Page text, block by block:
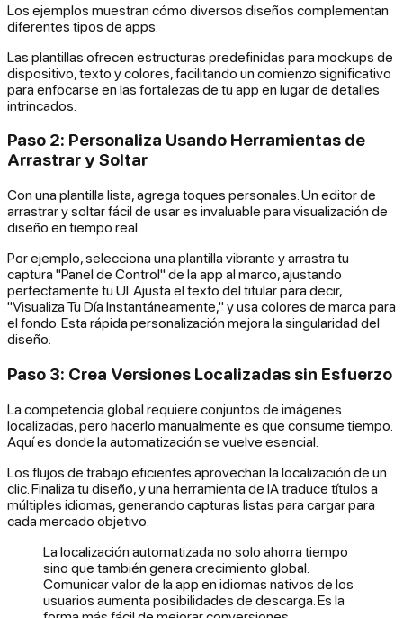
Los ejemplos muestran cómo diversos diseños complementan
diferentes tipos de apps.
Las plantillas ofrecen estructuras predefinidas para mockups de
dispositivo, texto y colores, facilitando un comienzo significativo
para enfocarse en las fortalezas de tu app en lugar de detalles
intrincados.
Paso 2: Personaliza Usando Herramientas de
Arrastrar y Soltar
Con una plantilla lista, agrega toques personales. Un editor de
arrastrar y soltar fácil de usar es invaluable para visualización de
diseño en tiempo real.
Por ejemplo, selecciona una plantilla vibrante y arrastra tu
captura "Panel de Control" de la app al marco, ajustando
perfectamente tu UI. Ajusta el texto del titular para decir,
"Visualiza Tu Día Instantáneamente," y usa colores de marca para
el fondo. Esta rápida personalización mejora la singularidad del
diseño.
Paso 3: Crea Versiones Localizadas sin Esfuerzo
La competencia global requiere conjuntos de imágenes
localizadas, pero hacerlo manualmente es que consume tiempo.
Aquí es donde la automatización se vuelve esencial.
Los flujos de trabajo eficientes aprovechan la localización de un
clic. Finaliza tu diseño, y una herramienta de IA traduce títulos a
múltiples idiomas, generando capturas listas para cargar para
cada mercado objetivo.
La localización automatizada no solo ahorra tiempo
sino que también genera crecimiento global.
Comunicar valor de la app en idiomas nativos de los
usuarios aumenta posibilidades de descarga. Es la